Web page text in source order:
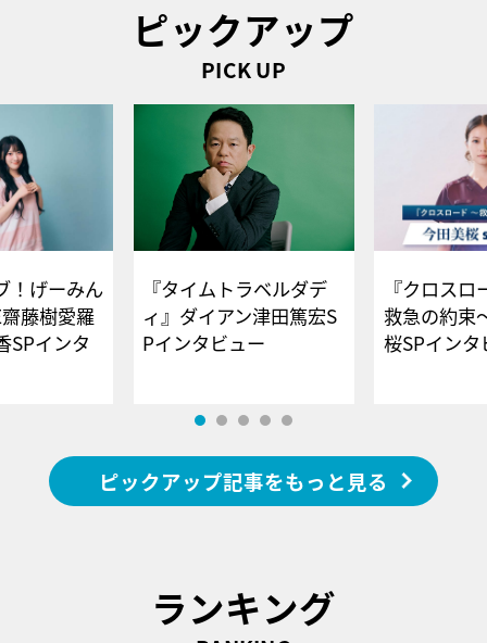
ピックアップ
PICK UP
！げーみん
藤樹愛羅
SPインタ
『タイムトラベルダデ
ィ』ダイアン津田篤宏S
Pインタビュー
『クロス
救急の約束
桜SPイ
ピックアップ記事をもっと見る
ランキング